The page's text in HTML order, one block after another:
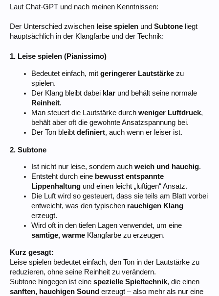
Laut Chat-GPT und nach meinen Kenntnissen:
Der Unterschied zwischen leise spielen und Subtone liegt
hauptsächlich in der Klangfarbe und der Technik:
1. Leise spielen (Pianissimo)
Bedeutet einfach, mit geringerer Lautstärke zu
spielen.
Der Klang bleibt dabei klar und behält seine normale
Reinheit.
Man steuert die Lautstärke durch weniger Luftdruck,
behält aber oft die gewohnte Ansatzspannung bei.
Der Ton bleibt definiert, auch wenn er leiser ist.
2. Subtone
Ist nicht nur leise, sondern auch weich und hauchig.
Entsteht durch eine bewusst entspannte
Lippenhaltung und einen leicht „luftigen“ Ansatz.
Die Luft wird so gesteuert, dass sie teils am Blatt vorbei
entweicht, was den typischen rauchigen Klang
erzeugt.
Wird oft in den tiefen Lagen verwendet, um eine
samtige, warme Klangfarbe zu erzeugen.
Kurz gesagt:
Leise spielen bedeutet einfach, den Ton in der Lautstärke zu
reduzieren, ohne seine Reinheit zu verändern.
Subtone hingegen ist eine spezielle Spieltechnik, die einen
sanften, hauchigen Sound erzeugt – also mehr als nur eine